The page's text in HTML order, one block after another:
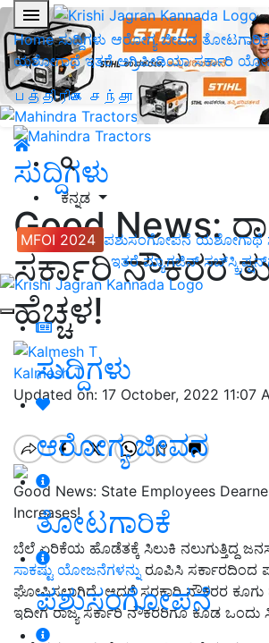
Home ಸುದ್ದಿಗಳು ಆರೋಗ್ಯ ಜೀವನ
ಯಶೋಗಾಥೆ ಇತರೆ ಅಗ್ರಿಪೀಡಿಯಾ ಸರ್ಕಾರಿ
பத்திரிகை சந்தா
ಕನ್ನಡ
MFOI 2024 ಪಶುಸಂಗೋಪನೆ ಯಶೋಗಾಥೆ
ಇತರೆ ಮ್ಯಾಗಜಿನ್‌
ಸುದ್ದಿಗಳು
ಆರೋಗ್ಯ ಜೀವನ
ತೋಟಗಾರಿಕೆ
ಪಶುಸಂಗೋಪನೆ
ಸುದ್ದಿಗಳು
Good News:
ಸರ್ಕಾರಿ ನೌಕರರ
ಹೆಚ್ಚಳ!
Kalmesh T
Updated on: 17 October, 2022 11:07
Good News: State Employees
Increases!
ಬೆಲೆ ಏರಿಕೆಯ ಹೊಡೆತಕ್ಕೆ ಸಿಲುಕಿ ನಲುಗುತ್ತಿದ್ದ
ಸಾಕಷ್ಟು ಯೋಜನೆಗಳನ್ನುರೂಪಿಸಿ ಸರ್ಕಾರದಿಂದ
ಘೋಷಿಸಲಾಗಿದೆ. ಆದರೆ ಸರಕಾರಿ ನೌಕರರ ಕೂಗು
ಇದೀಗ ರಾಜ್ಯ ಸರ್ಕಾರಿ ನೌಕರರಿಗೂ ಕೂಡ ಒಂದು